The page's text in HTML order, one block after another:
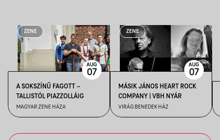
ZENE
A SOKSZÍNŰ FAGOTT –
TALLISTÓL PIAZZOLLÁIG
MAGYAR ZENE HÁZA
AUG
07
ZENE
MÁSIK JÁNOS HEART ROCK
COMPANY | VBH NYÁR
VIRÁG BENEDEK HÁZ
AUG
07